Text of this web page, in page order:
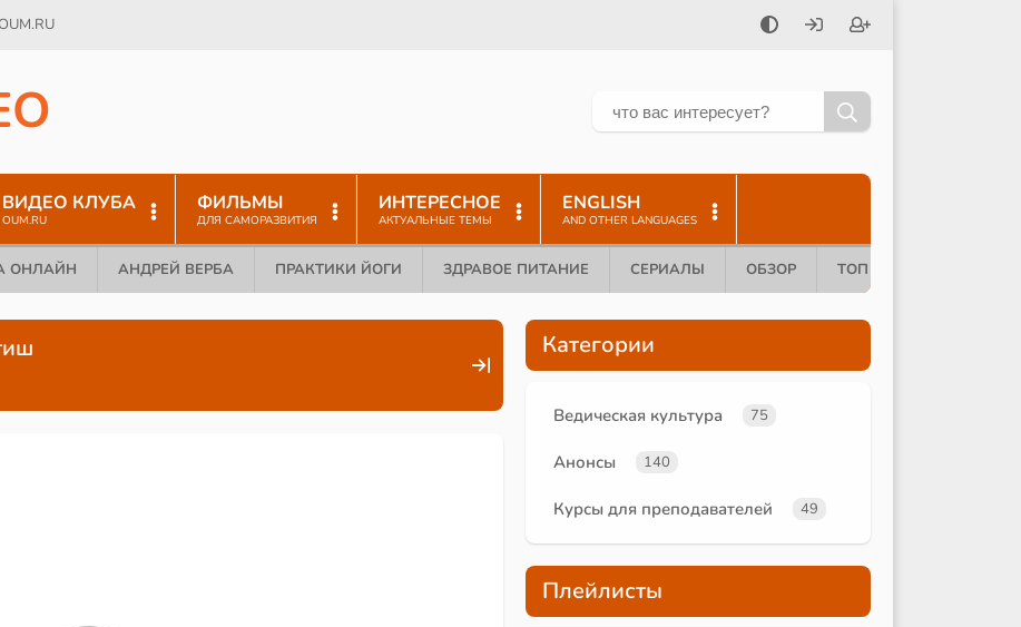
O
ВИДЕО КЛУБА
OUM.RU
ФИЛЬМЫ
ДЛЯ САМОРАЗВИТИЯ
ИНТЕРЕСНОЕ
АКТУАЛЬНЫЕ ТЕМЫ
ENGLISH
AND OTHER LANGUAGES
ОНЛАЙН АНДРЕЙ ВЕРБА ПРАКТИКИ ЙОГИ ЗДРАВОЕ ПИТАНИЕ СЕРИАЛЫ ОБЗОР ТОП 10
Категории
Ведическая культура 75
Анонсы 140
Курсы для преподавателей 49
Плейлисты